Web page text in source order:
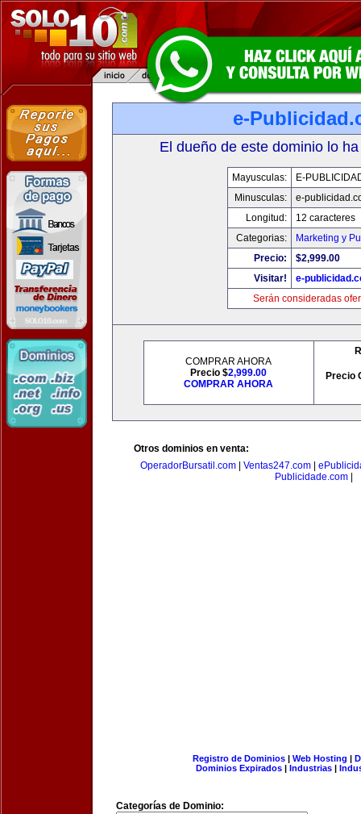
e-
El dueño de este dominio lo
Mayusculas:
E-
Minusculas:
e-
Longitud:
12 caracteres
Categorias:
Marketing y
Precio:
$2,999.00
Visitar!
e-
Serán consideradas
COMPRAR AHORA
Precio $2,999.00
COMPRAR AHORA
Precio
Otros dominios en venta:
OperadorBursatil.com
Ventas247.com
Publicidade.com|
Registro de Dominios| Web Hosting |
Dominios Expirados | Industrias |
Categorías de Dominio: